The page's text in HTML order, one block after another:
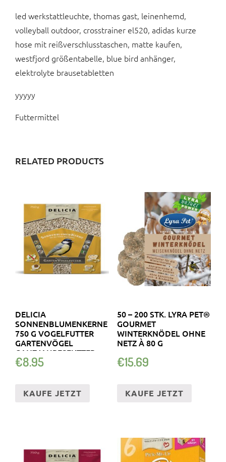
led werkstattleuchte, thomas gast, leinenhemd,
volleyball outdoor, crosstrainer el520, adidas kurze
hose mit reißverschlusstaschen, matte kaufen,
westfjord größentabelle, blue bird anhänger,
elektrolyte brausetabletten
yyyyy
Futtermittel
RELATED PRODUCTS
DELICIA
SONNENBLUMENKERNE
750 G VOGELFUTTER
GARTENVÖGEL
GANZJAHRESFUTTER
€8.95
KAUFE JETZT
50 – 200 STK. LYRA PET®
GOURMET
WINTERKNÖDEL OHNE
NETZ À 80 G
€15.69
KAUFE JETZT